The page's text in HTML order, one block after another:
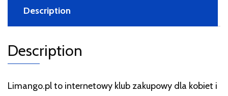
Description
Description
Limango.pl to internetowy klub zakupowy dla kobiet i